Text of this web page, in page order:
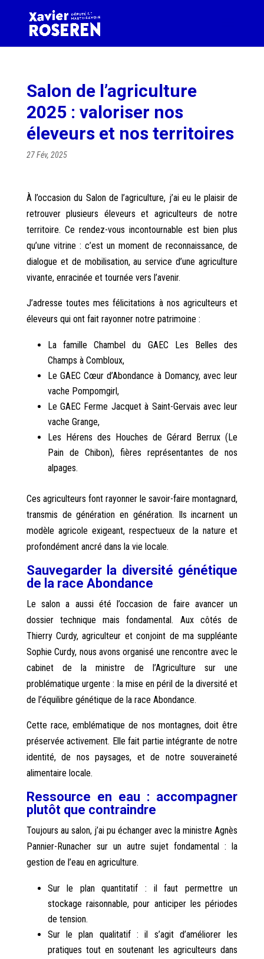
Salon de l’agriculture
2025 : valoriser nos
éleveurs et nos territoires
27 Fév, 2025
À l’occasion du Salon de l’agriculture, j’ai eu le plaisir de
retrouver plusieurs éleveurs et agriculteurs de notre
territoire. Ce rendez-vous incontournable est bien plus
qu’une vitrine : c’est un moment de reconnaissance, de
dialogue et de mobilisation, au service d’une agriculture
vivante, enracinée et tournée vers l’avenir.
J’adresse toutes mes félicitations à nos agriculteurs et
éleveurs qui ont fait rayonner notre patrimoine :
La famille Chambel du GAEC Les Belles des
Champs à Combloux,
Le GAEC Cœur d’Abondance à Domancy, avec leur
vache Pompomgirl,
Le GAEC Ferme Jacquet à Saint-Gervais avec leur
vache Grange,
Les Hérens des Houches de Gérard Berrux (Le
Pain de Chibon), fières représentantes de nos
alpages.
Ces agriculteurs font rayonner le savoir-faire montagnard,
transmis de génération en génération. Ils incarnent un
modèle agricole exigeant, respectueux de la nature et
profondément ancré dans la vie locale.
Sauvegarder la diversité génétique
de la race Abondance
Le salon a aussi été l’occasion de faire avancer un
dossier technique mais fondamental. Aux côtés de
Thierry Curdy, agriculteur et conjoint de ma suppléante
Sophie Curdy, nous avons organisé une rencontre avec le
cabinet de la ministre de l’Agriculture sur une
problématique urgente : la mise en péril de la diversité et
de l’équilibre génétique de la race Abondance.
Cette race, emblématique de nos montagnes, doit être
préservée activement. Elle fait partie intégrante de notre
identité, de nos paysages, et de notre souveraineté
alimentaire locale.
Ressource en eau : accompagner
plutôt que contraindre
Toujours au salon, j’ai pu échanger avec la ministre Agnès
Pannier-Runacher sur un autre sujet fondamental : la
gestion de l’eau en agriculture.
Sur le plan quantitatif : il faut permettre un
stockage raisonnable, pour anticiper les périodes
de tension.
Sur le plan qualitatif : il s’agit d’améliorer les
pratiques tout en soutenant les agriculteurs dans